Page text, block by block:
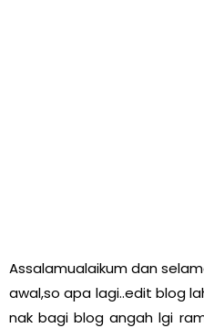
Assalamualaikum dan
awal,so apa lagi..edit blog
nak bagi blog angah lgi